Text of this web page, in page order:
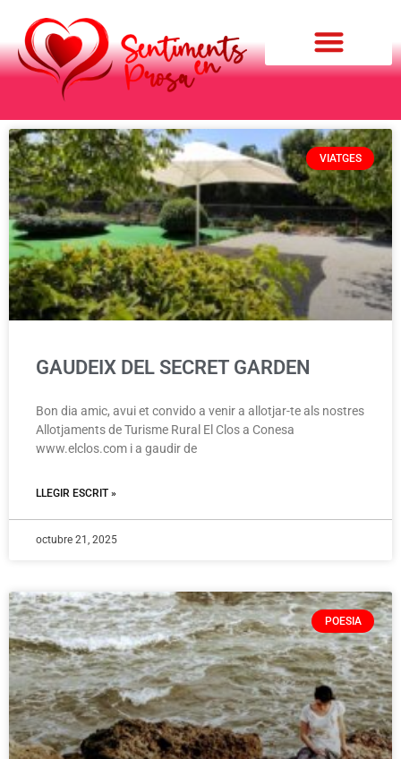
VIATGES
GAUDEIX DEL SECRET GARDEN
Bon dia amic, avui et convido a venir a allotjar-te als nostres
Allotjaments de Turisme Rural El Clos a Conesa
www.elclos.com i a gaudir de
LLEGIR ESCRIT »
octubre 21, 2025
POESIA